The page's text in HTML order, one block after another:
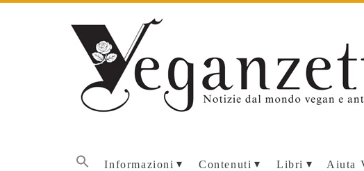
Informazioni Contenuti Libri Aiuta